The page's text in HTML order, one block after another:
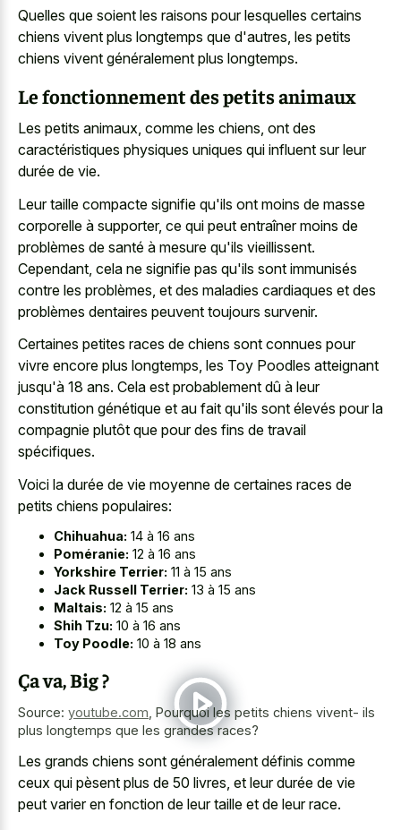
Quelles que soient les raisons pour lesquelles certains
chiens vivent plus longtemps que d'autres, les petits
chiens vivent généralement plus longtemps.
Le fonctionnement des petits animaux
Les petits animaux, comme les chiens, ont des
caractéristiques physiques uniques qui influent sur leur
durée de vie.
Leur taille compacte signifie qu'ils ont moins de masse
corporelle à supporter, ce qui peut entraîner moins de
problèmes de santé à mesure qu'ils vieillissent.
Cependant, cela ne signifie pas qu'ils sont immunisés
contre les problèmes, et des maladies cardiaques et des
problèmes dentaires peuvent toujours survenir.
Certaines petites races de chiens sont connues pour
vivre encore plus longtemps, les Toy Poodles atteignant
jusqu'à 18 ans. Cela est probablement dû à leur
constitution génétique et au fait qu'ils sont élevés pour la
compagnie plutôt que pour des fins de travail
spécifiques.
Voici la durée de vie moyenne de certaines races de
petits chiens populaires:
Chihuahua: 14 à 16 ans
Poméranie: 12 à 16 ans
Yorkshire Terrier: 11 à 15 ans
Jack Russell Terrier: 13 à 15 ans
Maltais: 12 à 15 ans
Shih Tzu: 10 à 16 ans
Toy Poodle: 10 à 18 ans
Ça va, Big ?
Source: youtube.com Pourquoi les petits chiens vivent- ils
plus longtemps que les grandes races?
Les grands chiens sont généralement définis comme
ceux qui pèsent plus de 50 livres, et leur durée de vie
peut varier en fonction de leur taille et de leur race.